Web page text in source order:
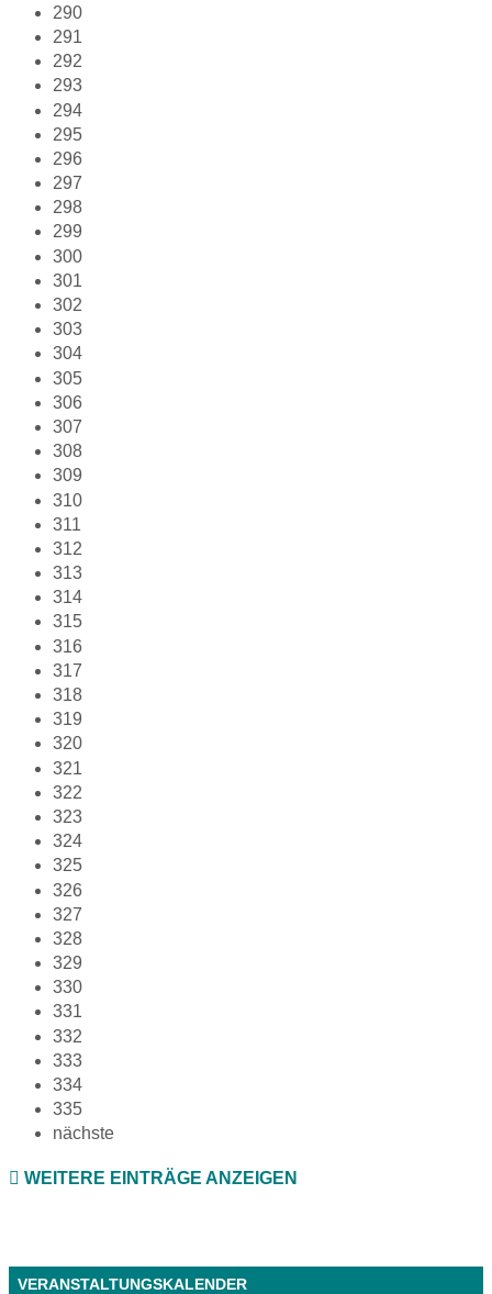
290
291
292
293
294
295
296
297
298
299
300
301
302
303
304
305
306
307
308
309
310
311
312
313
314
315
316
317
318
319
320
321
322
323
324
325
326
327
328
329
330
331
332
333
334
335
nächste
WEITERE EINTRÄGE ANZEIGEN
VERANSTALTUNGSKALENDER